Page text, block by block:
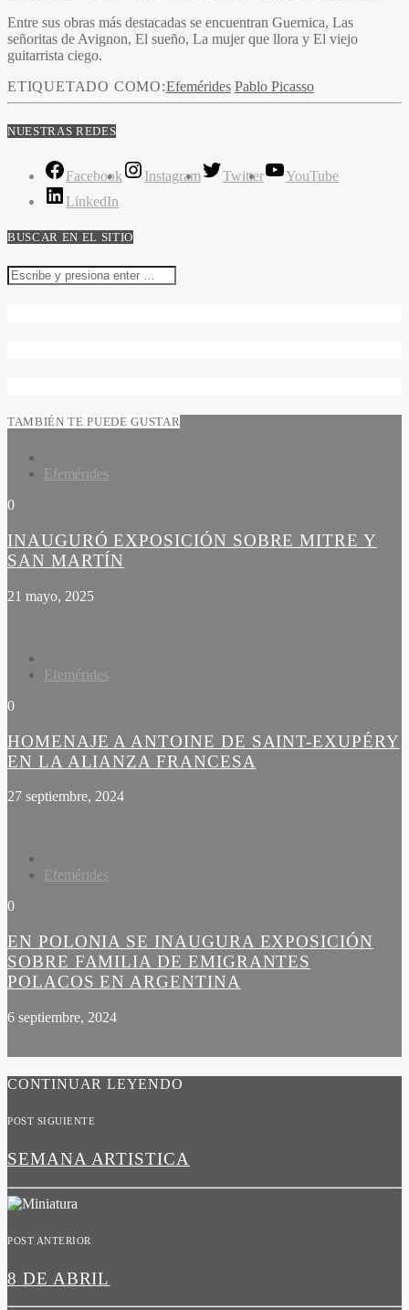
Entre sus obras más destacadas se encuentran Guernica, Las
señoritas de Avignon, El sueño, La mujer que llora y El viejo
guitarrista ciego.
ETIQUETADO COMO:Efemérides Pablo Picasso
NUESTRAS REDES
Facebook Instagram Twitter
YouTube
LinkedIn
BUSCAR EN EL SITIO
TAMBIÉN TE PUEDE GUSTAR
Efemérides
0
INAUGURÓ EXPOSICIÓN SOBRE MITRE Y
SAN MARTÍN
21 mayo, 2025
Efemérides
0
HOMENAJE A ANTOINE DE SAINT-EXUPÉRY
EN LA ALIANZA FRANCESA
27 septiembre, 2024
Efemérides
0
EN POLONIA SE INAUGURA EXPOSICIÓN
SOBRE FAMILIA DE EMIGRANTES
POLACOS EN ARGENTINA
6 septiembre, 2024
CONTINUAR LEYENDO
POST SIGUIENTE
SEMANA ARTISTICA
POST ANTERIOR
8 DE ABRIL